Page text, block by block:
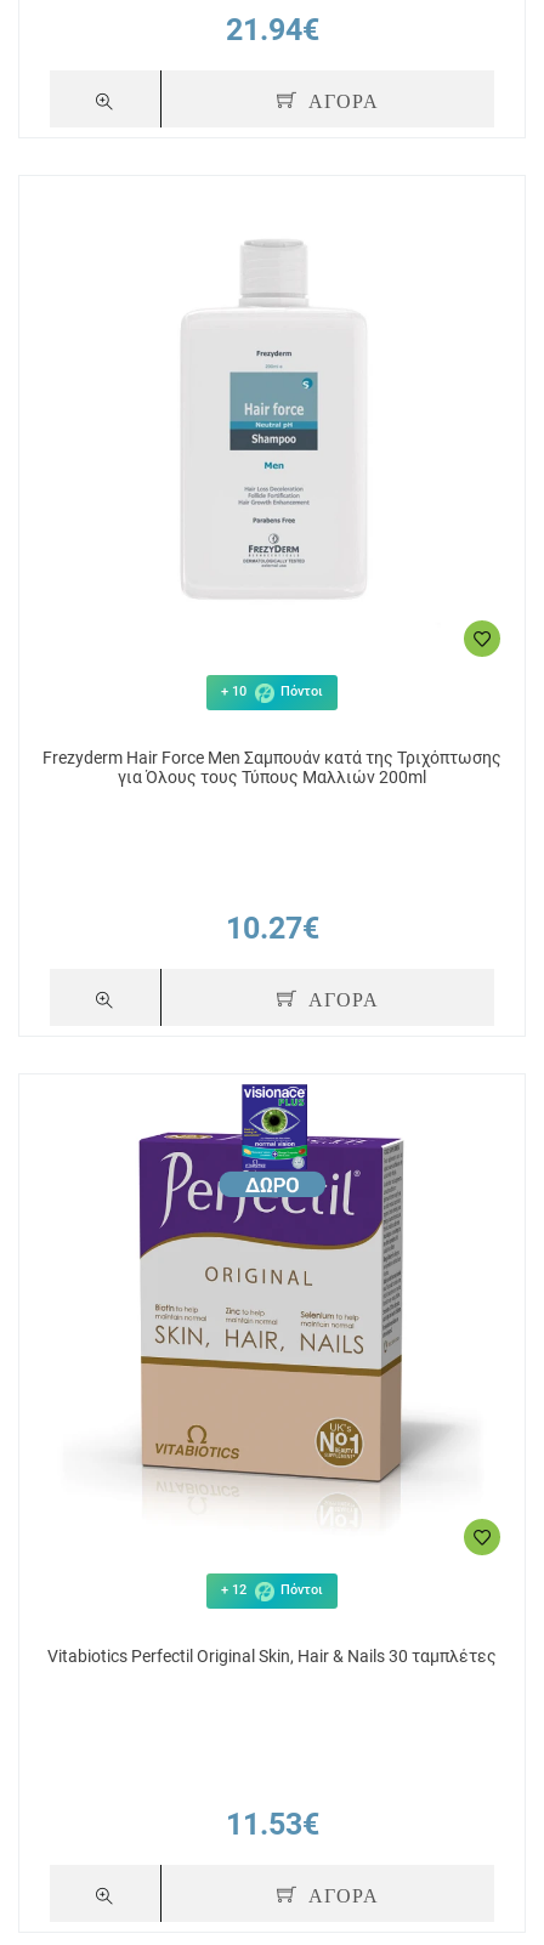
21.94€
ΑΓΟΡΑ
+ 10 Πόντοι
Frezyderm Hair Force Men Σαμπουάν κατά της Τριχόπτωσης
για Όλους τους Τύπους Μαλλιών 200ml
10.27€
ΑΓΟΡΑ
+ 12 Πόντοι
Vitabiotics Perfectil Original Skin, Hair & Nails 30 ταμπλέτες
11.53€
ΑΓΟΡΑ